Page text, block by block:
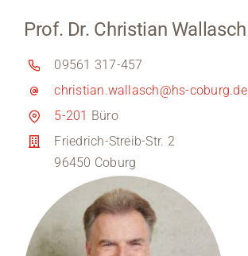
Regionalentwicklung
Entdecke die Region
Informationen für …
Kontakt
Medien
Stellenangebote
Prof. Dr. Christian Wallasch
09561 317-457
christian.wallasch@hs-coburg.de
5-201 Büro
Friedrich-Streib-Str. 2
96450 Coburg